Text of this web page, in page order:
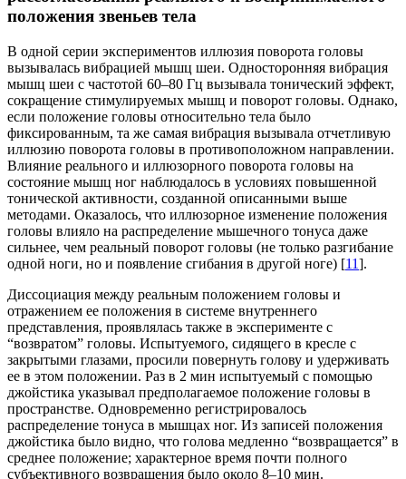
положения звеньев тела
В одной серии экспериментов иллюзия поворота головы
вызывалась вибрацией мышц шеи. Односторонняя вибрация
мышц шеи с частотой 60–80 Гц вызывала тонический эффект,
сокращение стимулируемых мышц и поворот головы. Однако,
если положение головы относительно тела было
фиксированным, та же самая вибрация вызывала отчетливую
иллюзию поворота головы в противоположном направлении.
Влияние реального и иллюзорного поворота головы на
состояние мышц ног наблюдалось в условиях повышенной
тонической активности, созданной описанными выше
методами. Оказалось, что иллюзорное изменение положения
головы влияло на распределение мышечного тонуса даже
сильнее, чем реальный поворот головы (не только разгибание
одной ноги, но и появление сгибания в другой ноге) [11].
Диссоциация между реальным положением головы и
отражением ее положения в системе внутреннего
представления, проявлялась также в эксперименте с
“возвратом” головы. Испытуемого, сидящего в кресле с
закрытыми глазами, просили повернуть голову и удерживать
ее в этом положении. Раз в 2 мин испытуемый с помощью
джойстика указывал предполагаемое положение головы в
пространстве. Одновременно регистрировалось
распределение тонуса в мышцах ног. Из записей положения
джойстика было видно, что голова медленно “возвращается” в
среднее положение; характерное время почти полного
субъективного возвращения было около 8–10 мин.